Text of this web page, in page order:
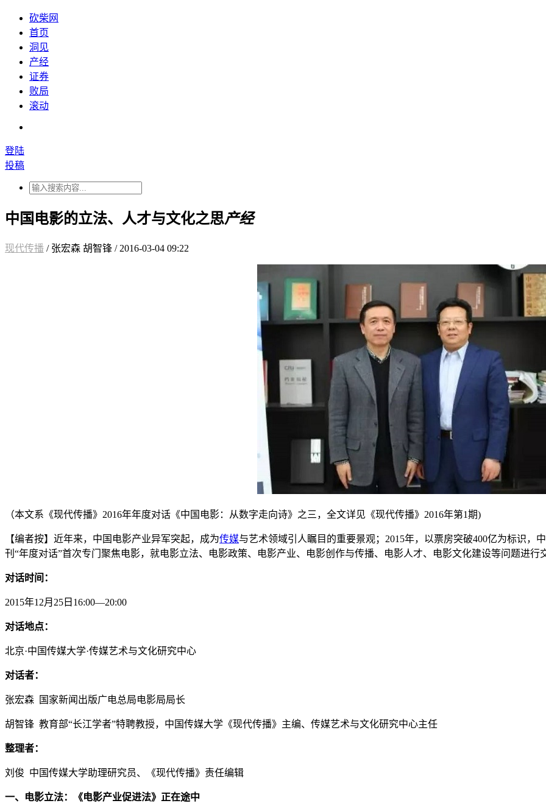
砍柴网
首页
洞见
产经
证券
败局
滚动
登陆
投稿
中国电影的立法、人才与文化之思产经
现代传播 / 张宏森 胡智锋 / 2016-03-04 09:22
（本文系《现代传播》2016年年度对话《中国电影：从数字走向诗》之三，全文详见《现代传播》2016年第1期)
【编者按】近年来，中国电影产业异军突起，成为传媒与艺术领域引人瞩目的重要景观；2015年，以票房突破400亿为标识
刊“年度对话”首次专门聚焦电影，就电影立法、电影政策、电影产业、电影创作与传播、电影人才、电影文化建设等问题进行
对话时间：
2015年12月25日16:00—20:00
对话地点：
北京·中国传媒大学·传媒艺术与文化研究中心
对话者：
张宏森 国家新闻出版广电总局电影局局长
胡智锋 教育部“长江学者”特聘教授，中国传媒大学《现代传播》主编、传媒艺术与文化研究中心主任
整理者：
刘俊 中国传媒大学助理研究员、《现代传播》责任编辑
一、电影立法：《电影产业促进法》正在途中